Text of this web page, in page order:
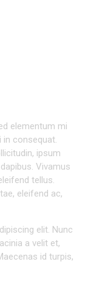
elementum mi
consequat.
ipsum
Vivamus
tellus.
eleifend ac,
elit. Nunc
a velit et,
id turpis,